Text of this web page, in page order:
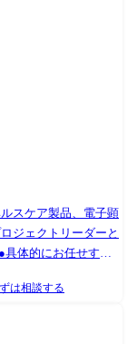
スケア製品、電子顕
ジェクトリーダーと
の課題に対するソリ
おける組み込みソフ
顧客から取得できる
基本設計、評価、
は相談する